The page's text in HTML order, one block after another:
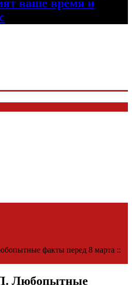
ваше время и
факты перед 8 марта ::
Любопытные